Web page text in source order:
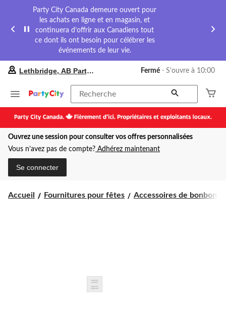
Party City Canada demeure ouvert pour
les achats en ligne et en magasin, et
continuera d’offrir aux Canadiens tout
ce dont ils ont besoin pour célébrer les
événements de leur vie.
préféré
Lethbridge,
Party
City,
courament
Fermé,
pour
Lethbridge, AB Party City Fermé ⋅ S’ouvre à 10:00
Recherche
Ouvrez une session pour consulter vos offres personnalisées
Vous n’avez pas de compte? Adhérez maintenant
Se connecter
Accueil Fournitures pour fêtes Accessoires de bonbons